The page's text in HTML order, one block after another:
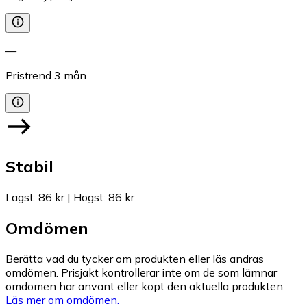
—
Pristrend 3 mån
Stabil
Lägst: 86 kr| Högst: 86 kr
Omdömen
Berätta vad du tycker om produkten eller läs andras
omdömen. Prisjakt kontrollerar inte om de som lämnar
omdömen har använt eller köpt den aktuella produkten.
Läs mer om omdömen.